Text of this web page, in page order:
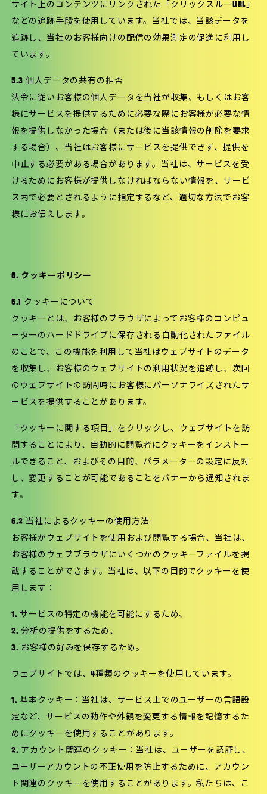
サイト上のコンテンツにリンクされた「クリックスルーURL」
などの追跡手段を使用しています。当社では、当該データを
追跡し、当社のお客様向けの配信の効果測定の促進に利用し
ています。
5.3 個人データの共有の拒否
法令に従いお客様の個人データを当社が収集、もしくはお客
様にサービスを提供するために必要な際にお客様が必要な情
報を提供しなかった場合（または後に当該情報の削除を要求
する場合）、当社はお客様にサービスを提供できず、提供を
中止する必要がある場合があります。当社は、サービスを受
けるためにお客様が提供しなければならない情報を、サービ
ス内で必要とされるように指定するなど、適切な方法でお客
様にお伝えします。
6. クッキーポリシー
6.1 クッキーについて
クッキーとは、お客様のブラウザによってお客様のコンピュ
ーターのハードドライブに保存される自動化されたファイル
のことで、この機能を利用して当社はウェブサイトのデータ
を収集し、お客様のウェブサイトの利用状況を追跡し、次回
のウェブサイトの訪問時にお客様にパーソナライズされたサ
ービスを提供することがあります。
「クッキーに関する項目」をクリックし、ウェブサイトを訪
問することにより、自動的に閲覧者にクッキーをインストー
ルできること、およびその目的、パラメーターの設定に反対
し、変更することが可能であることをバナーから通知されま
す。
6.2 当社によるクッキーの使用方法
お客様がウェブサイトを使用および閲覧する場合、当社は、
お客様のウェブブラウザにいくつかのクッキーファイルを掲
載することができます。当社は、以下の目的でクッキーを使
用します：
1. サービスの特定の機能を可能にするため、
2. 分析の提供をするため、
3. お客様の好みを保存するため。
ウェブサイトでは、4種類のクッキーを使用しています。
1. 基本クッキー：当社は、サービス上でのユーザーの言語設
定など、サービスの動作や外観を変更する情報を記憶するた
めにクッキーを使用することがあります。
2. アカウント関連のクッキー：当社は、ユーザーを認証し、
ユーザーアカウントの不正使用を防止するために、アカウン
ト関連のクッキーを使用することがあります。私たちは、こ